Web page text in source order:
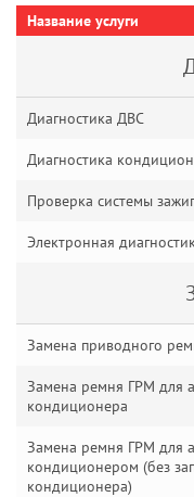
Название услуги
Диагностика ДВС
Диагностика
Проверка системы
Электронная
Замена приводного
Замена ремня ГРМ для
кондиционера
Замена ремня ГРМ для
кондиционером (без
кондиционера)